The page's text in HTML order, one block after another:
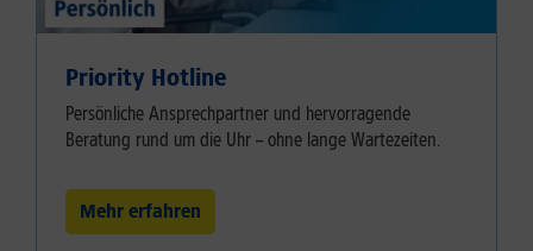
Priority Hotline
Persönliche Ansprechpartner und hervorragende
Beratung rund um die Uhr – ohne lange Wartezeiten.
Mehr erfahren